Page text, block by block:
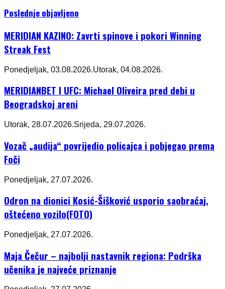
Poslednje objavljeno
MERIDIAN KAZINO: Zavrti spinove i pokori Winning
Streak Fest
Ponedjeljak, 03.08.2026.Utorak, 04.08.2026.
MERIDIANBET I UFC: Michael Oliveira pred debi u
Beogradskoj areni
Utorak, 28.07.2026.Srijeda, 29.07.2026.
Vozač „audija“ povrijedio policajca i pobjegao prema
Foči
Ponedjeljak, 27.07.2026.
Odron na dionici Kosić-Šišković usporio saobraćaj,
oštećeno vozilo(FOTO)
Ponedjeljak, 27.07.2026.
Maja Čečur – najbolji nastavnik regiona: Podrška
učenika je najveće priznanje